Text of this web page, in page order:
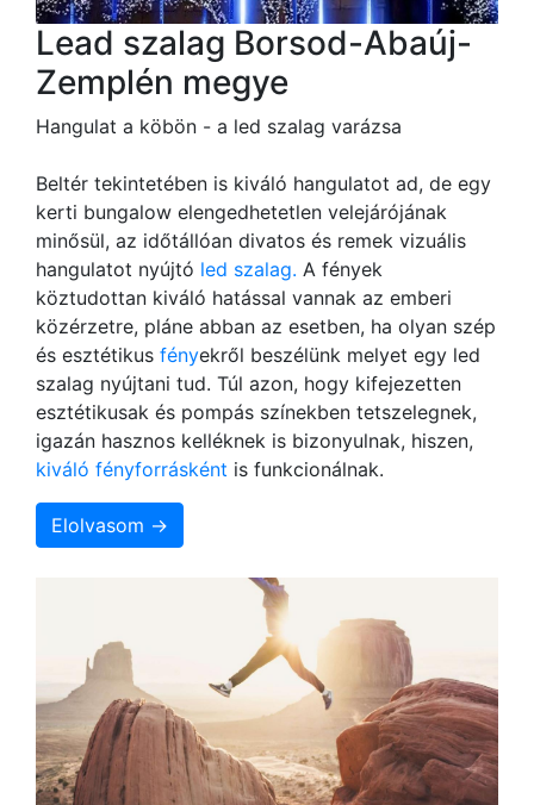
Lead szalag Borsod-Abaúj-
Zemplén megye
Hangulat a köbön - a led szalag varázsa
Beltér tekintetében is kiváló hangulatot ad, de egy
kerti bungalow elengedhetetlen velejárójának
minősül, az időtállóan divatos és remek vizuális
hangulatot nyújtó led szalag. A fények
köztudottan kiváló hatással vannak az emberi
közérzetre, pláne abban az esetben, ha olyan szép
és esztétikus fényekről beszélünk melyet egy led
szalag nyújtani tud. Túl azon, hogy kifejezetten
esztétikusak és pompás színekben tetszelegnek,
igazán hasznos kelléknek is bizonyulnak, hiszen,
kiváló fényforrásként is funkcionálnak.
Elolvasom →